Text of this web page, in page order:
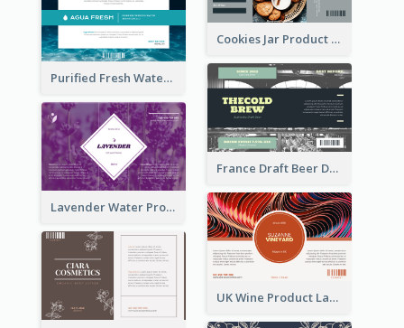
Cookies Jar Product Label
Purified Fresh Water Drink Label
France Draft Beer Drink Label
Lavender Water Product Label
UK Wine Product Label